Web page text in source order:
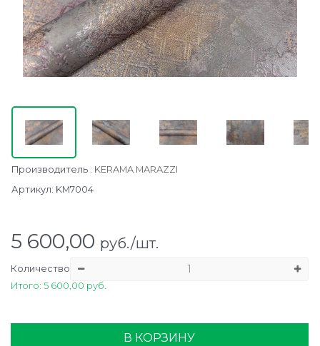
Производитель : KERAMA MARAZZI
Артикул: KM7004
5 600,00 руб./шт.
Количество
Итого: 5 600,00 руб.
В КОРЗИНУ